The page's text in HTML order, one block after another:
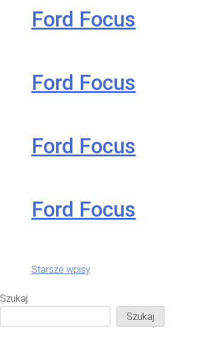
Ford Focus
Ford Focus
Ford Focus
Ford Focus
Nawigacja
Starsze wpisy
Szukaj
Szukaj